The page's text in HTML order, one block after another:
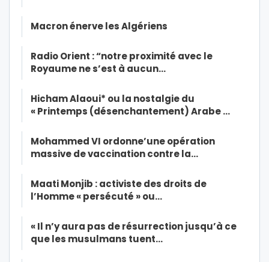
Macron énerve les Algériens
Radio Orient : “notre proximité avec le
Royaume ne s’est à aucun…
Hicham Alaoui* ou la nostalgie du
« Printemps (désenchantement) Arabe …
Mohammed VI ordonne’une opération
massive de vaccination contre la…
Maati Monjib : activiste des droits de
l’Homme « persécuté » ou…
« Il n’y aura pas de résurrection jusqu’à ce
que les musulmans tuent…